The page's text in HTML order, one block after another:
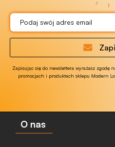
Zapisując się do newslettera wyrażasz zgodę
promocjach i produktach sklepu Modern
O nas